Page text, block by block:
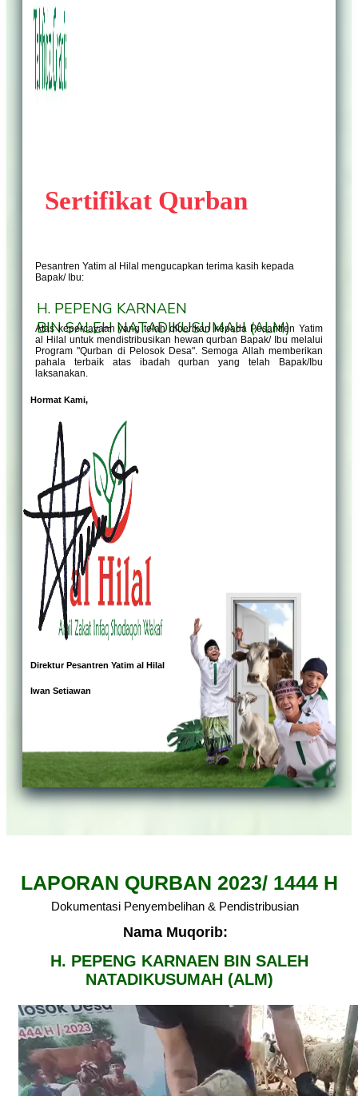
Sertifikat Qurban
Pesantren Yatim al Hilal mengucapkan terima kasih kepada
Bapak/ Ibu:
H. PEPENG KARNAEN
BIN SALEH NATADIKUSUMAH (ALM)
Atas kepercayaan yang telah diberikan kepada Pesantren Yatim
al Hilal untuk mendistribusikan hewan qurban Bapak/ Ibu melalui
Program "Qurban di Pelosok Desa". Semoga Allah memberikan
pahala terbaik atas ibadah qurban yang telah Bapak/Ibu
laksanakan.
Hormat Kami,
Direktur Pesantren Yatim al Hilal
Iwan Setiawan
LAPORAN QURBAN 2023/ 1444 H
Dokumentasi Penyembelihan & Pendistribusian
Nama Muqorib:
H. PEPENG KARNAEN BIN SALEH
NATADIKUSUMAH (ALM)